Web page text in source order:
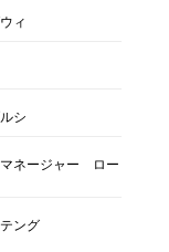
ィ
シ
ネージャー ロー
ング